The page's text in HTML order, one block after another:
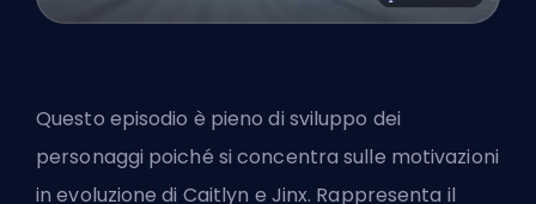
Questo episodio è pieno di sviluppo dei
personaggi poiché si concentra sulle motivazioni
in evoluzione di Caitlyn e Jinx. Rappresenta il